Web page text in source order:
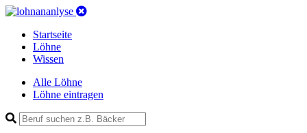
Startseite
Löhne
Wissen
Alle Löhne
Löhne eintragen